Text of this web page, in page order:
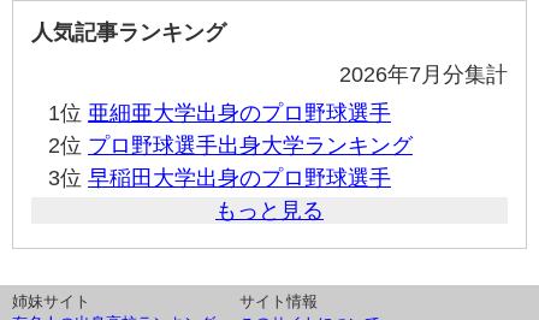
人気記事ランキング
2026年7月分集計
1位 亜細亜大学出身のプロ野球選手
2位 プロ野球選手出身大学ランキング
3位 早稲田大学出身のプロ野球選手
もっと見る
姉妹サイト
サイト情報